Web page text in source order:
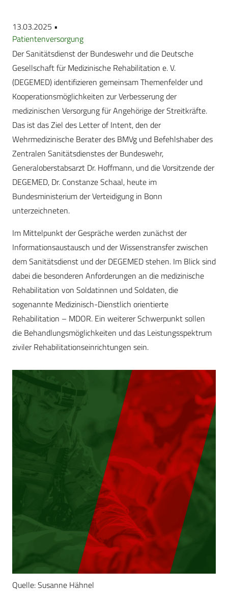
13.03.2025 •
Patientenversorgung
Der Sanitätsdienst der Bundeswehr und die Deutsche
Gesellschaft für Medizinische Rehabilitation e. V.
(DEGEMED) identifizieren gemeinsam Themenfelder und
Kooperationsmöglichkeiten zur Verbesserung der
medizinischen Versorgung für Angehörige der Streitkräfte.
Das ist das Ziel des Letter of Intent, den der
Wehrmedizinische Berater des BMVg und Befehlshaber des
Zentralen Sanitätsdienstes der Bundeswehr,
Generaloberstabsarzt Dr. Hoffmann, und die Vorsitzende der
DEGEMED, Dr. Constanze Schaal, heute im
Bundesministerium der Verteidigung in Bonn
unterzeichneten.
Im Mittelpunkt der Gespräche werden zunächst der
Informationsaustausch und der Wissenstransfer zwischen
dem Sanitätsdienst und der DEGEMED stehen. Im Blick sind
dabei die besonderen Anforderungen an die medizinische
Rehabilitation von Soldatinnen und Soldaten, die
sogenannte Medizinisch-Dienstlich orientierte
Rehabilitation – MDOR. Ein weiterer Schwerpunkt sollen
die Behandlungsmöglichkeiten und das Leistungsspektrum
ziviler Rehabilitationseinrichtungen sein.
Quelle: Susanne Hähnel